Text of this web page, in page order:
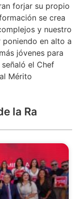
forjar su propio
se crea
y nuestro
en alto a
jóvenes para
el Chef
Mérito